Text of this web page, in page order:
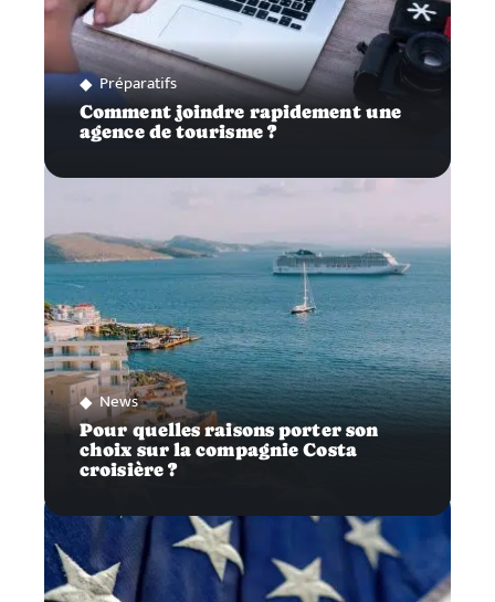
Préparatifs
Comment joindre rapidement une
agence de tourisme ?
News
Pour quelles raisons porter son
choix sur la compagnie Costa
croisière ?